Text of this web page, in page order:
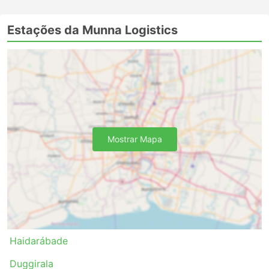
a bordo ou durante as paradas para o banheiro ou
reabastecimento. Viajar de ônibus noturnos permite
economizar em um quarto de hotel, mas para garantir
que a viagem seja a mais confortável, escolha a classe
de seu ônibus com sabedoria. Os preços sempre
dependem da distância e do tipo de ônibus. Para
algumas viagens, ainda mais curtas, vale a pena
investir algum dinheiro extra e adquirir uma poltrona
em um ônibus VIP, pois isso pode economizar o dobro
do tempo que você passa viajando em um ônibus
Viagem de Ônibus: Prós e Contras
Prós da Viagem de Ônibus
O ônibus é a melhor opção para chegar a destinos
que não estão conectados por trem ou avião. A
Estações da Munna Logistics
Haidarábade
Duggirala
Mostrar Mapa